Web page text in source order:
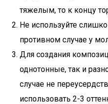
тяжелым, то к концу
Не используйте
противном случае у
Для создания
однотонные, так и
случае не
использовать 2-3